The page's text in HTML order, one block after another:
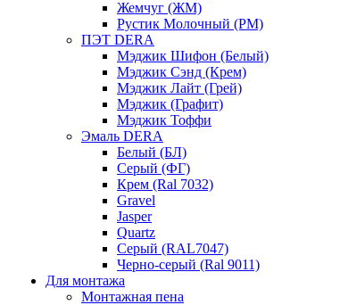
Жемчуг (ЖМ)
Рустик Молочный (РМ)
ПЭТ DERA
Мэджик Шифон (Белый)
Мэджик Сэнд (Крем)
Мэджик Лайт (Грей)
Мэджик (Графит)
Мэджик Тоффи
Эмаль DERA
Белый (БЛ)
Серый (ФГ)
Крем (Ral 7032)
Gravel
Jasper
Quartz
Серый (RAL7047)
Черно-серый (Ral 9011)
Для монтажа
Монтажная пена